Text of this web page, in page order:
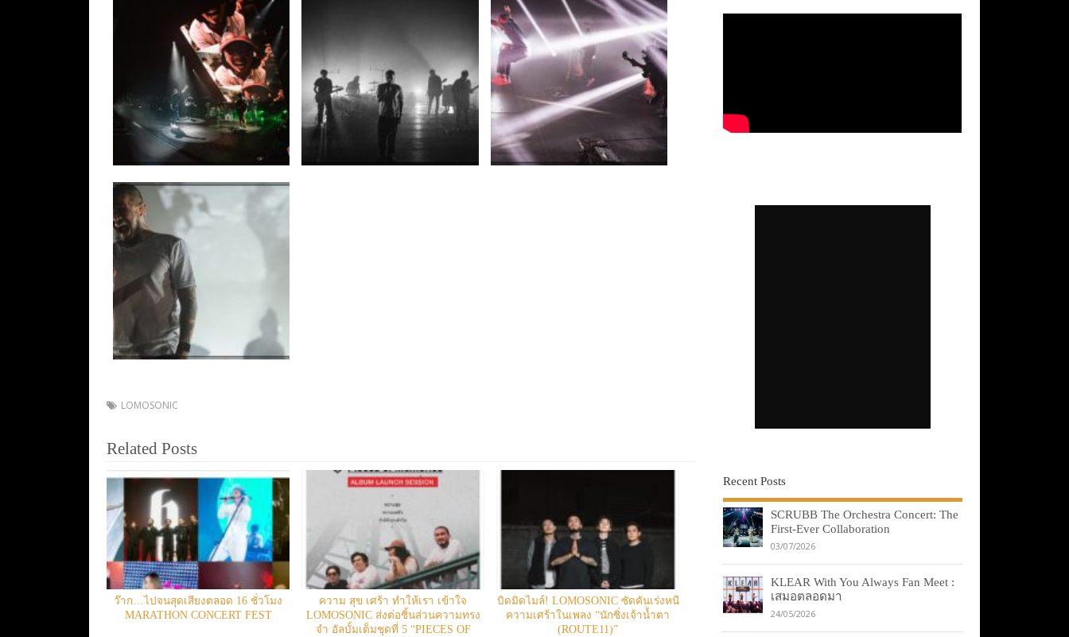
LOMOSONIC
Related Posts
ว๊าก…ไปจนสุดเสียงตลอด 16 ชั่วโมง
MARATHON CONCERT FEST
ความ สุข เศร้า ทำให้เรา เข้าใจ
LOMOSONIC ส่งต่อชิ้นส่วนความทรง
จำ อัลบั้มเต็มชุดที่ 5 “PIECES OF
บิดมิดไมล์! LOMOSONIC ซัดคันเร่งหนี
ความเศร้าในเพลง “นักซิ่งเจ้าน้ำตา
(ROUTE11)”
Recent Posts
SCRUBB The Orchestra Concert: The
First-Ever Collaboration
03/07/2026
KLEAR With You Always Fan Meet :
เสมอตลอดมา
24/05/2026